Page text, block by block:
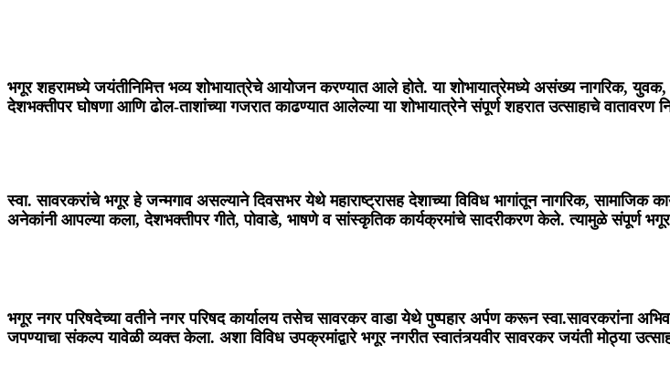
भगूर शहरामध्ये जयंतीनिमित्त भव्य शोभायात्रेचे आयोजन करण्यात आले होते. या शोभायात्रेमध्ये असंख्य नागरिक, युवक,
देशभक्तीपर घोषणा आणि ढोल-ताशांच्या गजरात काढण्यात आलेल्या या शोभायात्रेने संपूर्ण शहरात उत्साहाचे वातावरण
स्वा. सावरकरांचे भगूर हे जन्मगाव असल्याने दिवसभर येथे महाराष्ट्रासह देशाच्या विविध भागांतून नागरिक,
अनेकांनी आपल्या कला, देशभक्तीपर गीते, पोवाडे, भाषणे व सांस्कृतिक कार्यक्रमांचे सादरीकरण केले. त्यामुळे संपूर्ण भगूर
भगूर नगर परिषदेच्या वतीने नगर परिषद कार्यालय तसेच सावरकर वाडा येथे पुष्पहार अर्पण करून स्वा.सावरकरांना
जपण्याचा संकल्प यावेळी व्यक्त केला. अशा विविध उपक्रमांद्वारे भगूर नगरीत स्वातंत्र्यवीर सावरकर जयंती मोठ्या